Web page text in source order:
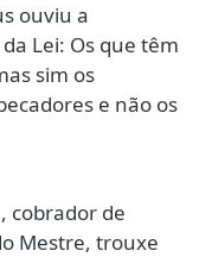
ouviu a
Lei: Os que têm
sim os
e não os
cobrador de
Mestre, trouxe